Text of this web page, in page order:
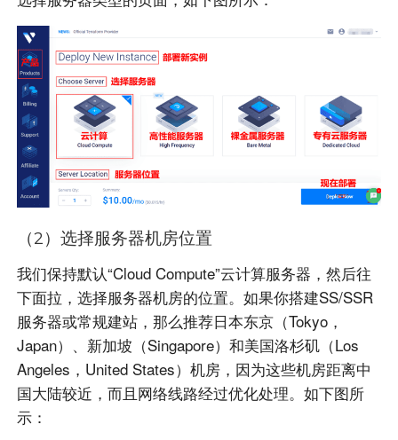
（2）选择服务器机房位置
我们保持默认“Cloud Compute”云计算服务器，然后往
下面拉，选择服务器机房的位置。如果你搭建SS/SSR
服务器或常规建站，那么推荐日本东京（Tokyo，
Japan）、新加坡（Singapore）和美国洛杉矶（Los
Angeles ， United States）机房，因为这些机房距离中
国大陆较近，而且网络线路经过优化处理。如下图所
示：